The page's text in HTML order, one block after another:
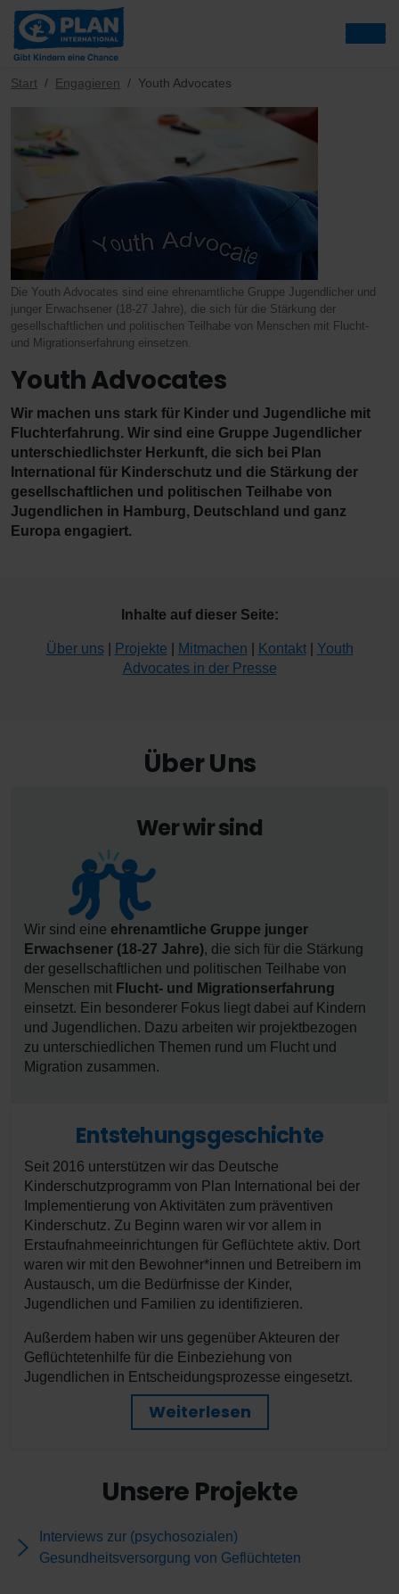
Start Engagieren Youth Advocates
Die Youth Advocates sind eine ehrenamtliche Gruppe Jugendlicher und
junger Erwachsener (18-27 Jahre), die sich für die Stärkung der
gesellschaftlichen und politischen Teilhabe von Menschen mit Flucht-
und Migrationserfahrung einsetzen.
Youth Advocates
Wir machen uns stark für Kinder und Jugendliche mit
Fluchterfahrung. Wir sind eine Gruppe Jugendlicher
unterschiedlichster Herkunft, die sich bei Plan
International für Kinderschutz und die Stärkung der
gesellschaftlichen und politischen Teilhabe von
Jugendlichen in Hamburg, Deutschland und ganz
Europa engagiert.
Inhalte auf dieser Seite:
Über uns Projekte Mitmachen Kontakt| Youth
Advocates in der Presse
Über Uns
Wer wir sind
Wir sind eine ehrenamtliche Gruppe junger
Erwachsener (18-27 Jahre), die sich für die Stärkung
der gesellschaftlichen und politischen Teilhabe von
Menschen mit Flucht- und Migrationserfahrung
einsetzt. Ein besonderer Fokus liegt dabei auf Kindern
und Jugendlichen. Dazu arbeiten wir projektbezogen
zu unterschiedlichen Themen rund um Flucht und
Migration zusammen.
Entstehungsgeschichte
Seit 2016 unterstützen wir das Deutsche
Kinderschutzprogramm von Plan International bei der
Implementierung von Aktivitäten zum präventiven
Kinderschutz. Zu Beginn waren wir vor allem in
Erstaufnahmeeinrichtungen für Geflüchtete aktiv. Dort
waren wir mit den Bewohner*innen und Betreibern im
Austausch, um die Bedürfnisse der Kinder,
Jugendlichen und Familien zu identifizieren.
Außerdem haben wir uns gegenüber Akteuren der
Geflüchtetenhilfe für die Einbeziehung von
Jugendlichen in Entscheidungsprozesse eingesetzt.
Weiterlesen
Entstehungsgeschichte
Im Laufe der Zeit ist unsere Arbeit zunehmend
politischer geworden und wir haben begonnen uns
über den politischen Dialog, Kampagnen und
soziale Medien Gehör zu verschaffen.
Weitere Hintergrundinformationen zu den Anfängen
der Youth Advocates könnt ihr im
Interview mit
Unsere Projekte
Interviews zur (psychosozialen)
Gesundheitsversorgung von Geflüchteten